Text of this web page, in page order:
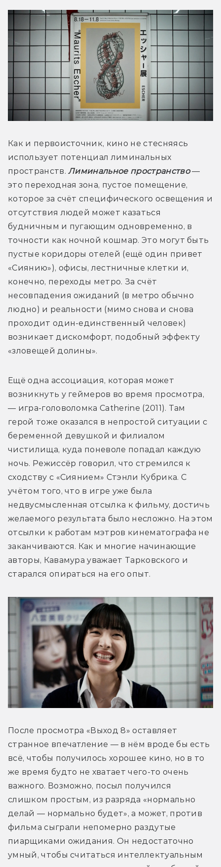
Как и первоисточник, кино не стесняясь
использует потенциал лиминальных
пространств. Лиминальное пространство —
это переходная зона, пустое помещение,
которое за счёт специфического освещения и
отсутствия людей может казаться
будничным и пугающим одновременно, в
точности как ночной кошмар. Это могут быть
пустые коридоры отелей (ещё один привет
«Сиянию»), офисы, лестничные клетки и,
конечно, переходы метро. За счёт
несовпадения ожиданий (в метро обычно
людно) и реальности (мимо снова и снова
проходит один-единственный человек)
возникает дискомфорт, подобный эффекту
«зловещей долины».
Ещё одна ассоциация, которая может
возникнуть у геймеров во время просмотра,
— игра-головоломка Catherine (2011). Там
герой тоже оказался в непростой ситуации с
беременной девушкой и филиалом
чистилища, куда поневоле попадал каждую
ночь. Режиссёр говорил, что стремился к
сходству с «Сиянием» Стэнли Кубрика. С
учётом того, что в игре уже была
недвусмысленная отсылка к фильму, достичь
желаемого результата было несложно. На этом
отсылки к работам мэтров кинематографа не
заканчиваются. Как и многие начинающие
авторы, Кавамура уважает Тарковского и
старался опираться на его опыт.
После просмотра «Выход 8» оставляет
странное впечатление — в нём вроде бы есть
всё, чтобы получилось хорошее кино, но в то
же время будто не хватает чего-то очень
важного. Возможно, посыл получился
слишком простым, из разряда «нормально
делай — нормально будет», а может, против
фильма сыграли непомерно раздутые
пиарщиками ожидания. Он недостаточно
умный, чтобы считаться интеллектуальным